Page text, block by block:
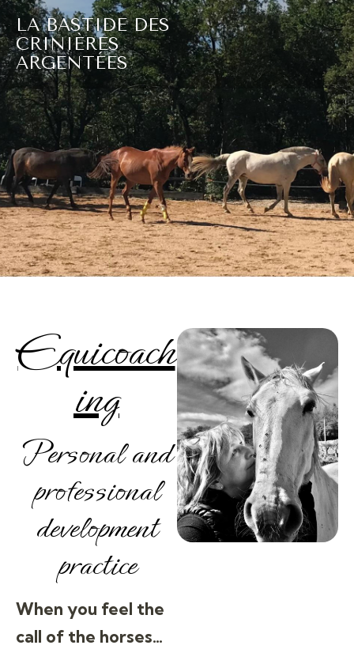
LA BASTIDE DES
CRINIÈRES
ARGENTÉES
Equicoach
ing
Personal and
professional
development
practice
When you feel the
call of the horses…